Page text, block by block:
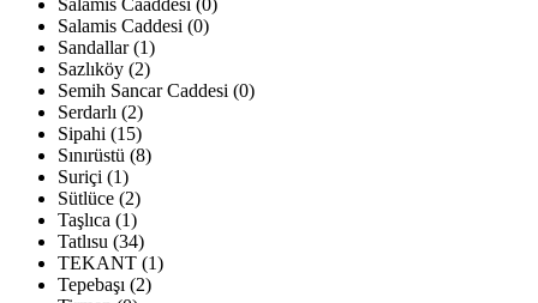
Salamis Caaddesi (0)
Salamis Caddesi (0)
Sandallar (1)
Sazlıköy (2)
Semih Sancar Caddesi (0)
Serdarlı (2)
Sipahi (15)
Sınırüstü (8)
Suriçi (1)
Sütlüce (2)
Taşlıca (1)
Tatlısu (34)
TEKANT (1)
Tepebaşı (2)